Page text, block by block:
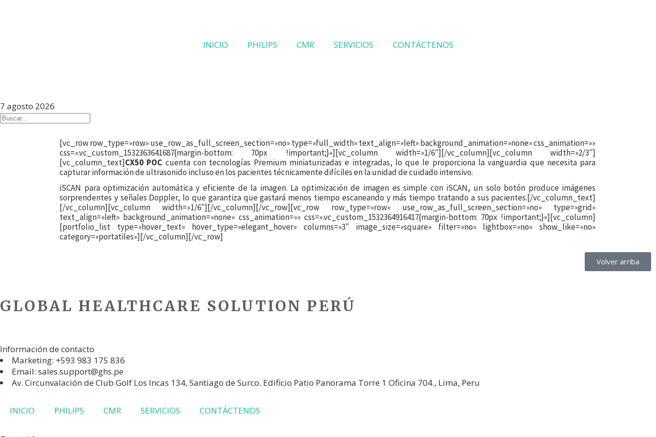
INICIO PHILIPS CMR SERVICIOS CONTÁCTENOS
7 agosto 2026
[vc_row row_type=»row» use_row_as_full_screen_section=»no» type=»full_width» text_align=»left» background_animation=»none» css_animation=»»
css=».vc_custom_1532363641687{margin-bottom: 70px !important;}»][vc_column width=»1/6″][/vc_column][vc_column width=»2/3″]
[vc_column_text]CX50 POC cuenta con tecnologías Premium miniaturizadas e integradas, lo que le proporciona la vanguardia que necesita para
capturar información de ultrasonido incluso en los pacientes técnicamente difíciles en la unidad de cuidado intensivo.
iSCAN para optimización automática y eficiente de la imagen. La optimización de imagen es simple con iSCAN, un solo botón produce imágenes
sorprendentes y señales Doppler, lo que garantiza que gastará menos tiempo escaneando y más tiempo tratando a sus pacientes.[/vc_column_text]
[/vc_column][vc_column width=»1/6″][/vc_column][/vc_row][vc_row row_type=»row» use_row_as_full_screen_section=»no» type=»grid»
text_align=»left» background_animation=»none» css_animation=»» css=».vc_custom_1532364916417{margin-bottom: 70px !important;}»][vc_column]
[portfolio_list type=»hover_text» hover_type=»elegant_hover» columns=»3″ image_size=»square» filter=»no» lightbox=»no» show_like=»no»
category=»portatiles»][/vc_column][/vc_row]
Volver arriba
GLOBAL HEALTHCARE SOLUTION PERÚ
Información de contacto
Marketing: +593 983 175 836
Email: sales.support@ghs.pe
Av. Circunvalación de Club Golf Los Incas 134, Santiago de Surco. Edificio Patio Panorama Torre 1 Oficina 704., Lima, Peru
INICIO PHILIPS CMR SERVICIOS CONTÁCTENOS